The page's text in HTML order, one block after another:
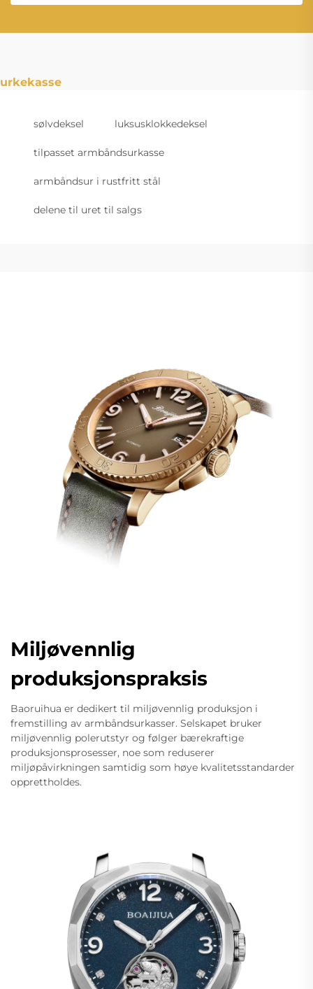
urkekasse
sølvdeksel luksusklokkedeksel
tilpasset armbåndsurkasse
armbåndsur i rustfritt stål
delene til uret til salgs
Miljøvennlig
produksjonspraksis
Baoruihua er dedikert til miljøvennlig produksjon i
fremstilling av armbåndsurkasser. Selskapet bruker
miljøvennlig polerutstyr og følger bærekraftige
produksjonsprosesser, noe som reduserer
miljøpåvirkningen samtidig som høye kvalitetsstandarder
opprettholdes.